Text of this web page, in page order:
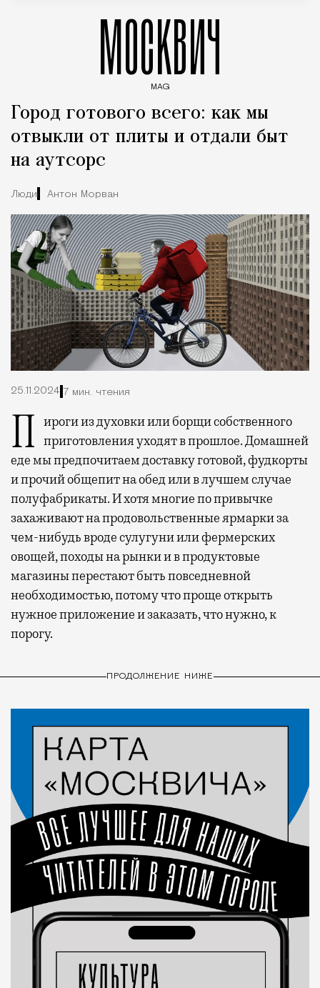
МОСКВИЧ
MAG
Город готового всего: как мы
отвыкли от плиты и отдали быт
на аутсорс
Люди Антон Морван
25.11.2024 7 мин. чтения
Пироги из духовки или борщи собственного приготовления уходят в прошлое. Домашней
еде мы предпочитаем доставку готовой, фудкорты
и прочий общепит на обед или в лучшем случае
полуфабрикаты. И хотя многие по привычке
захаживают на продовольственные ярмарки за
чем-нибудь вроде сулугуни или фермерских
овощей, походы на рынки и в продуктовые
магазины перестают быть повседневной
необходимостью, потому что проще открыть
нужное приложение и заказать, что нужно, к
порогу.
ПРОДОЛЖЕНИЕ НИЖЕ